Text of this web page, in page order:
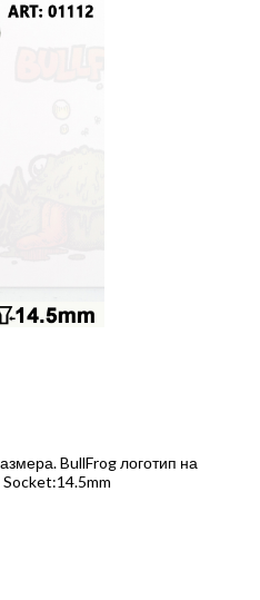
BullFrog логотип на